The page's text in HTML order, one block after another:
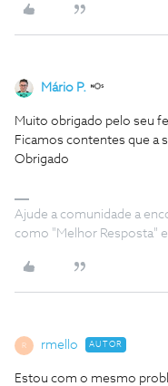
Mário P.
Muito obrigado pelo seu
Ficamos contentes que a
Obrigado
Ajude a comunidade a
como "Melhor Resposta"
R rmello AUTOR
Estou com o mesmo